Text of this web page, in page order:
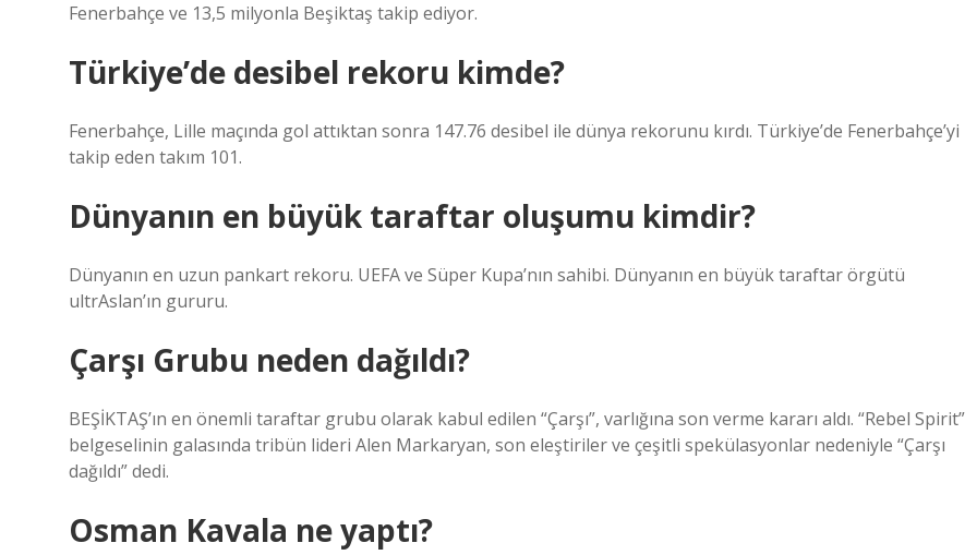
Fenerbahçe ve 13,5 milyonla Beşiktaş takip ediyor.
Türkiye’de desibel rekoru kimde?
Fenerbahçe, Lille maçında gol attıktan sonra 147.76 desibel ile dünya rekorunu kırdı. Türkiye’de Fenerbahçe’yi
takip eden takım 101.
Dünyanın en büyük taraftar oluşumu kimdir?
Dünyanın en uzun pankart rekoru. UEFA ve Süper Kupa’nın sahibi. Dünyanın en büyük taraftar örgütü
ultrAslan’ın gururu.
Çarşı Grubu neden dağıldı?
BEŞİKTAŞ’ın en önemli taraftar grubu olarak kabul edilen “Çarşı”, varlığına son verme kararı aldı. “Rebel Spirit”
belgeselinin galasında tribün lideri Alen Markaryan, son eleştiriler ve çeşitli spekülasyonlar nedeniyle “Çarşı
dağıldı” dedi.
Osman Kavala ne yaptı?